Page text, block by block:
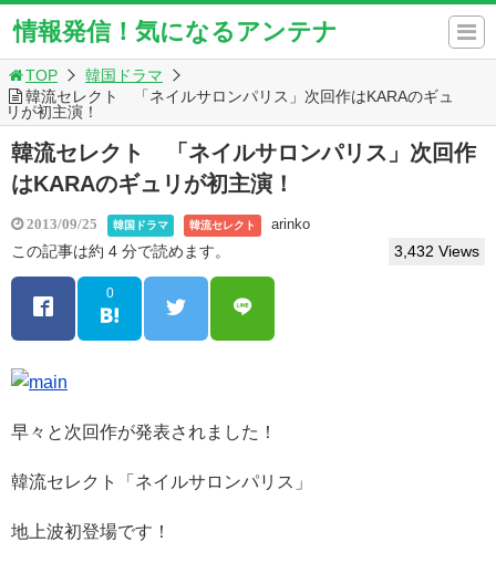
情報発信！気になるアンテナ
TOP
韓国ドラマ
韓流セレクト 「ネイルサロンパリス」次回作はKARAのギュ
リが初主演！
韓流セレクト 「ネイルサロンパリス」次回作
はKARAのギュリが初主演！
2013/09/25 韓国ドラマ 韓流セレクト arinko
この記事は約 4 分で読めます。 3,432 Views
0
早々と次回作が発表されました！
韓流セレクト「ネイルサロンパリス」
地上波初登場です！